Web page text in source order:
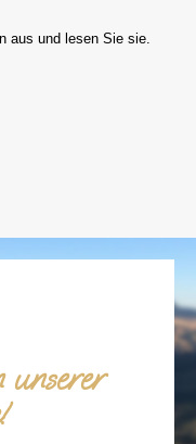
aus und lesen Sie sie.